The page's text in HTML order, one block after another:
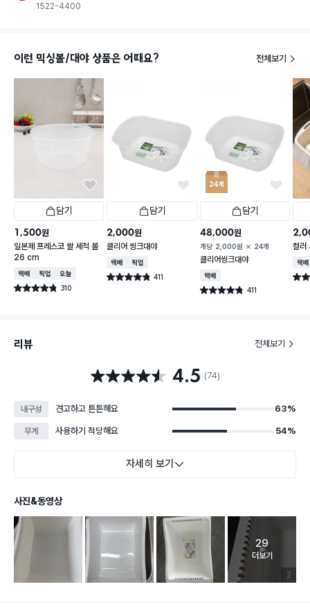
1522-4400
이런 믹싱볼/대야 상품은 어때요? 전체보기
담기
1,500원
일본제 프레스코 쌀 세척 볼
26 cm
택배배송매장픽업오늘배송
별점 4.8점 310
건 작성
담기
2,000원
클리어 씽크대야
택배배송매장픽업
별점 4.8점 411
건 작성
24개
담기
48,000원
개당 2,000원 24개
클리어씽크대야
택배배송
별점 4.8점 411
건 작성
컬러
택배
별점
리뷰 전체보기
별점 4.5점 4.5 (74)
내구성 견고하고 튼튼해요 63%
무게 사용하기 적당해요 54%
자세히 보기
사진&동영상
리뷰 이
2
고객 리뷰
29
더보기